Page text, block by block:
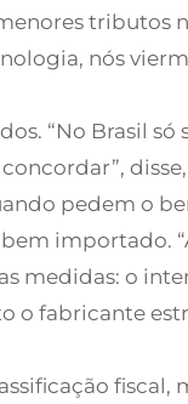
tributos
nós
“No Brasil só
pedem o
importado.
medidas: o
o fabricante
fiscal,